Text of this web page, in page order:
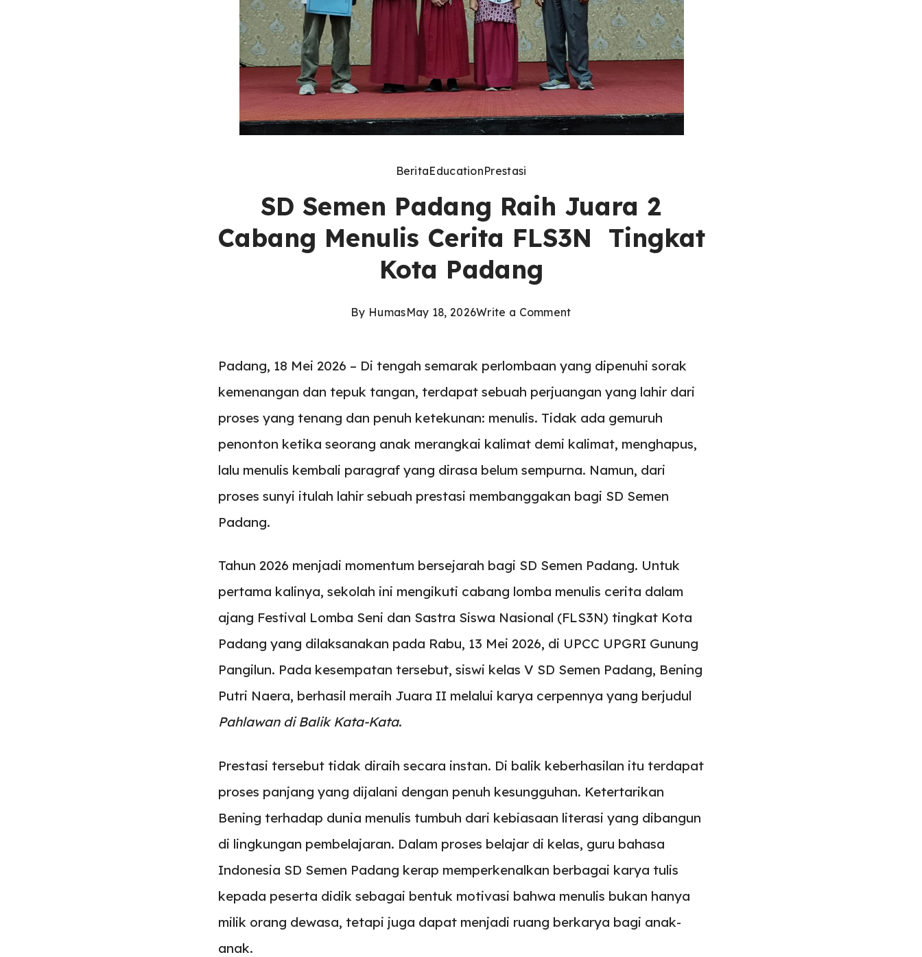
BeritaEducationPrestasi
SD Semen Padang Raih Juara 2
Cabang Menulis Cerita FLS3N Tingkat
Kota Padang
By HumasMay 18, 2026Write a Comment
Padang, 18 Mei 2026 – Di tengah semarak perlombaan yang dipenuhi sorak
kemenangan dan tepuk tangan, terdapat sebuah perjuangan yang lahir dari
proses yang tenang dan penuh ketekunan: menulis. Tidak ada gemuruh
penonton ketika seorang anak merangkai kalimat demi kalimat, menghapus,
lalu menulis kembali paragraf yang dirasa belum sempurna. Namun, dari
proses sunyi itulah lahir sebuah prestasi membanggakan bagi SD Semen
Padang.
Tahun 2026 menjadi momentum bersejarah bagi SD Semen Padang. Untuk
pertama kalinya, sekolah ini mengikuti cabang lomba menulis cerita dalam
ajang Festival Lomba Seni dan Sastra Siswa Nasional (FLS3N) tingkat Kota
Padang yang dilaksanakan pada Rabu, 13 Mei 2026, di UPCC UPGRI Gunung
Pangilun. Pada kesempatan tersebut, siswi kelas V SD Semen Padang, Bening
Putri Naera, berhasil meraih Juara II melalui karya cerpennya yang berjudul
Pahlawan di Balik Kata-Kata.
Prestasi tersebut tidak diraih secara instan. Di balik keberhasilan itu terdapat
proses panjang yang dijalani dengan penuh kesungguhan. Ketertarikan
Bening terhadap dunia menulis tumbuh dari kebiasaan literasi yang dibangun
di lingkungan pembelajaran. Dalam proses belajar di kelas, guru bahasa
Indonesia SD Semen Padang kerap memperkenalkan berbagai karya tulis
kepada peserta didik sebagai bentuk motivasi bahwa menulis bukan hanya
milik orang dewasa, tetapi juga dapat menjadi ruang berkarya bagi anak-
anak.